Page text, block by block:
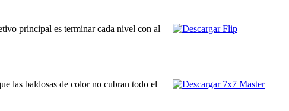
principal es terminar cada nivel con al
las baldosas de color no cubran todo el